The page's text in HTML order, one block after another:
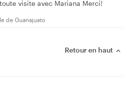
visite avec Mariana Merci!
de Guanajuato
Retour en haut